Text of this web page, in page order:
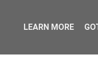
LEARN MORE